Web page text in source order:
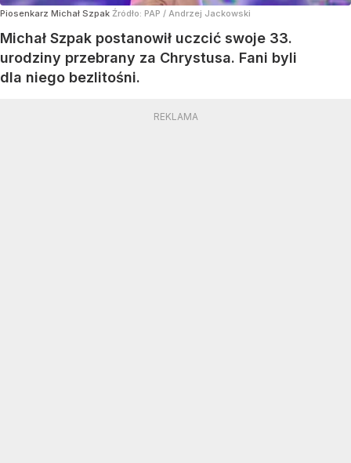
Piosenkarz Michał Szpak Źródło: PAP / Andrzej Jackowski
Michał Szpak postanowił uczcić swoje 33.
urodziny przebrany za Chrystusa. Fani byli
dla niego bezlitośni.